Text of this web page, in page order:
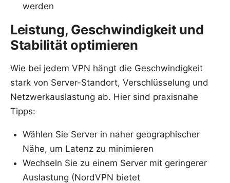
werden
Leistung, Geschwindigkeit und
Stabilität optimieren
Wie bei jedem VPN hängt die Geschwindigkeit
stark von Server-Standort, Verschlüsselung und
Netzwerkauslastung ab. Hier sind praxisnahe
Tipps:
Wählen Sie Server in naher geographischer
Nähe, um Latenz zu minimieren
Wechseln Sie zu einem Server mit geringerer
Auslastung (NordVPN bietet